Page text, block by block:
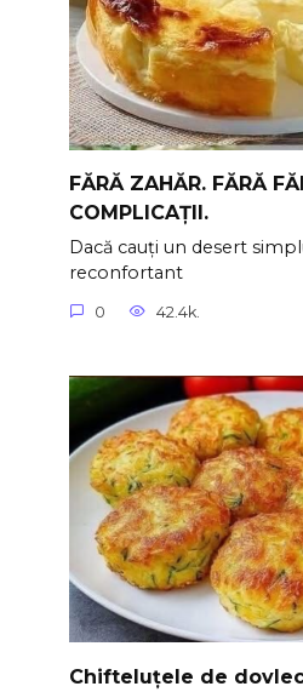
FĂRĂ ZAHĂR. FĂRĂ
COMPLICAȚII.
Dacă cauți un desert
reconfortant
0 42.4k.
Chifteluțele de